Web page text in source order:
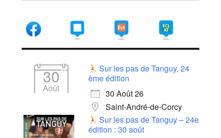
30
Août
Sur les pas de Tanguy, 24
ème édition
30 Août 26
Saint-André-de-Corcy
Sur les pas de Tanguy – 24e
édition : 30 août